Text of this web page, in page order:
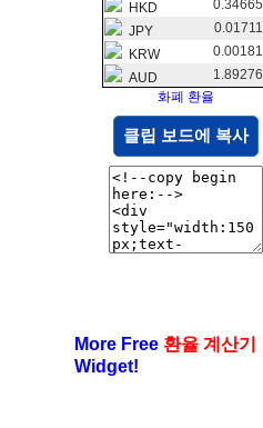
HKD
0.34665
JPY
0.01711
KRW
0.00181
AUD
1.89276
화폐 환율
클립 보드에 복사
More Free 환율 계산기
Widget!